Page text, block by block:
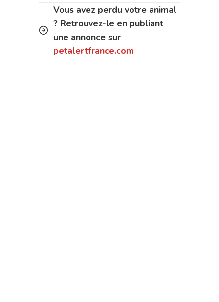
Vous avez perdu votre animal
? Retrouvez-le en publiant
une annonce sur
petalertfrance.com